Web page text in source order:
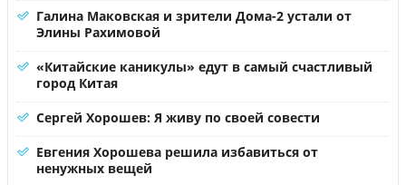
Галина Маковская и зрители Дома-2 устали от
Элины Рахимовой
«Китайские каникулы» едут в самый счастливый
город Китая
Сергей Хорошев: Я живу по своей совести
Евгения Хорошева решила избавиться от
ненужных вещей